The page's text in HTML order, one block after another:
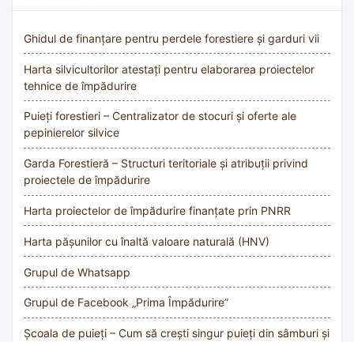
Ghidul de finanțare pentru perdele forestiere și garduri vii
Harta silvicultorilor atestați pentru elaborarea proiectelor
tehnice de împădurire
Puieți forestieri – Centralizator de stocuri și oferte ale
pepinierelor silvice
Garda Forestieră – Structuri teritoriale și atribuții privind
proiectele de împădurire
Harta proiectelor de împădurire finanțate prin PNRR
Harta pășunilor cu înaltă valoare naturală (HNV)
Grupul de Whatsapp
Grupul de Facebook „Prima Împădurire”
Școala de puieți – Cum să crești singur puieți din sâmburi și